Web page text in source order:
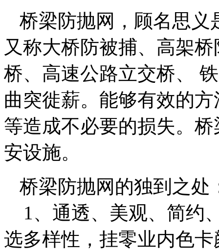
桥梁防抛网，顾名思义
又称大桥防被捕、高架
桥、高速公路立交桥、
曲突徙薪。能够有效的
等造成不必要的损失。
安设施。
桥梁防抛网的独到之处
1、通透、美观、简约
选多样性，挂零业内色